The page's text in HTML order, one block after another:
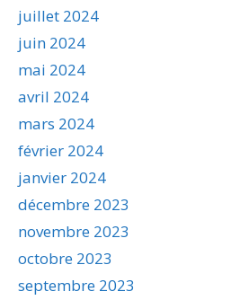
juillet 2024
juin 2024
mai 2024
avril 2024
mars 2024
février 2024
janvier 2024
décembre 2023
novembre 2023
octobre 2023
septembre 2023